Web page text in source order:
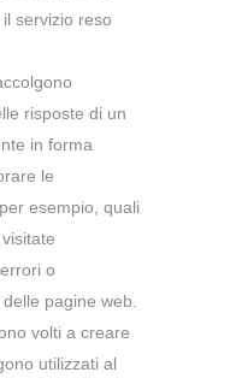
servizio reso
risposte di un
in forma
le
esempio, quali
o
pagine web.
volti a creare
utilizzati al